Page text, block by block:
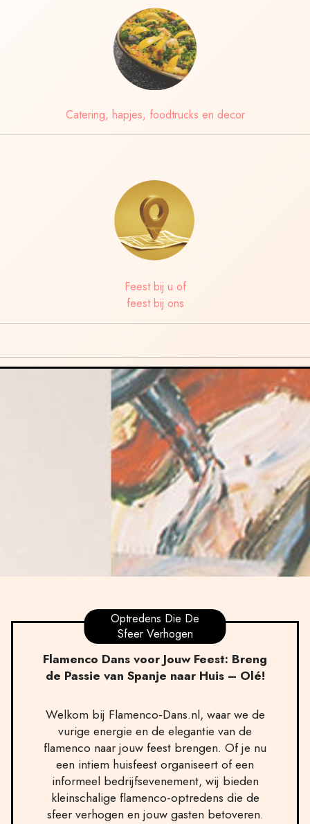
Catering, hapjes, foodtrucks en decor
Feest bij u of
feest bij ons
Optredens Die De
Sfeer Verhogen
Flamenco Dans voor Jouw Feest: Breng
de Passie van Spanje naar Huis – Olé!
Welkom bij Flamenco-Dans.nl, waar we de
vurige energie en de elegantie van de
flamenco naar jouw feest brengen. Of je nu
een intiem huisfeest organiseert of een
informeel bedrijfsevenement, wij bieden
kleinschalige flamenco-optredens die de
sfeer verhogen en jouw gasten betoveren.